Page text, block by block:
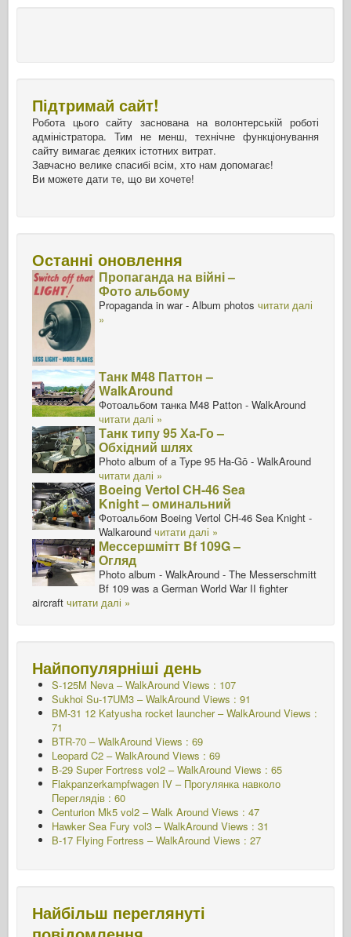
Підтримай сайт!
Робота цього сайту заснована на волонтерській роботі
адміністратора. Тим не менш, технічне функціонування
сайту вимагає деяких істотних витрат.
Завчасно велике спасибі всім, хто нам допомагає!
Ви можете дати те, що ви хочете!
Останні оновлення
Пропаганда на війні –
Фото альбому
Propaganda in war - Album photos читати далі
»
Танк M48 Паттон –
WalkAround
Фотоальбом танка M48 Patton - WalkAround
читати далі »
Танк типу 95 Ха-Го –
Обхідний шлях
Photo album of a Type 95 Ha-Gō - WalkAround
читати далі »
Boeing Vertol CH-46 Sea
Knight – оминальний
Фотоальбом Boeing Vertol CH-46 Sea Knight -
Walkaround читати далі »
Мессершмітт Bf 109G –
Огляд
Photo album - WalkAround - The Messerschmitt
Bf 109 was a German World War II fighter
aircraft читати далі »
Найпопулярніші день
S-125M Neva – WalkAround Views : 107
Sukhoi Su-17UM3 – WalkAround Views : 91
BM-31 12 Katyusha rocket launcher – WalkAround Views :
71
BTR-70 – WalkAround Views : 69
Leopard C2 – WalkAround Views : 69
B-29 Super Fortress vol2 – WalkAround Views : 65
Flakpanzerkampfwagen IV – Прогулянка навколо
Переглядів : 60
Centurion Mk5 vol2 – Walk Around Views : 47
Hawker Sea Fury vol3 – WalkAround Views : 31
B-17 Flying Fortress – WalkAround Views : 27
Найбільш переглянуті